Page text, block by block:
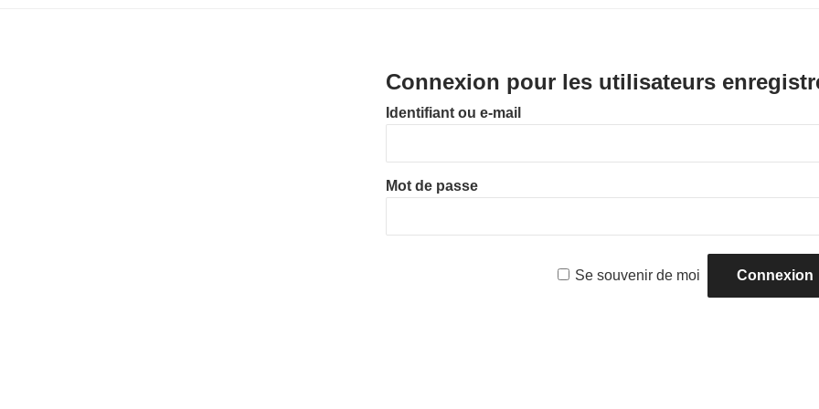
Connexion pour les utilisateurs
Identifiant ou e-mail
Mot de passe
Se souvenir de moi